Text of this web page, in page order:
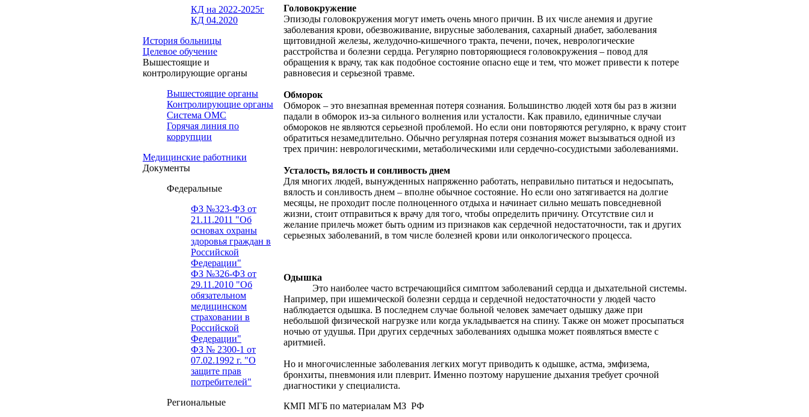
КД на 2022-2025г
КД 04.2020
История больницы
Целевое обучение
Вышестоящие и
контролирующие органы
Вышестоящие органы
Контролирующие органы
Система ОМС
Горячая линия по
коррупции
Медицинские работники
Документы
Федеральные
ФЗ №323-ФЗ от
21.11.2011 "Об
основах охраны
здоровья граждан в
Российской
Федерации"
ФЗ №326-ФЗ от
29.11.2010 "Об
обязательном
медицинском
страховании в
Российской
Федерации"
ФЗ № 2300-1 от
07.02.1992 г. "О
защите прав
потребителей"
Региональные
Головокружение
Эпизоды головокружения могут иметь очень много причин. В их числе анемия и другие
заболевания крови, обезвоживание, вирусные заболевания, сахарный диабет, заболевания
щитовидной железы, желудочно-кишечного тракта, печени, почек, неврологические
расстройства и болезни сердца. Регулярно повторяющиеся головокружения – повод для
обращения к врачу, так как подобное состояние опасно еще и тем, что может привести к потере
равновесия и серьезной травме.
Обморок
Обморок – это внезапная временная потеря сознания. Большинство людей хотя бы раз в жизни
падали в обморок из-за сильного волнения или усталости. Как правило, единичные случаи
обмороков не являются серьезной проблемой. Но если они повторяются регулярно, к врачу стоит
обратиться незамедлительно. Обычно регулярная потеря сознания может вызываться одной из
трех причин: неврологическими, метаболическими или сердечно-сосудистыми заболеваниями.
Усталость, вялость и сонливость днем
Для многих людей, вынужденных напряженно работать, неправильно питаться и недосыпать,
вялость и сонливость днем – вполне обычное состояние. Но если оно затягивается на долгие
месяцы, не проходит после полноценного отдыха и начинает сильно мешать повседневной
жизни, стоит отправиться к врачу для того, чтобы определить причину. Отсутствие сил и
желание прилечь может быть одним из признаков как сердечной недостаточности, так и других
серьезных заболеваний, в том числе болезней крови или онкологического процесса.
Одышка
Это наиболее часто встречающийся симптом заболеваний сердца и дыхательной системы.
Например, при ишемической болезни сердца и сердечной недостаточности у людей часто
наблюдается одышка. В последнем случае больной человек замечает одышку даже при
небольшой физической нагрузке или когда укладывается на спину. Также он может просыпаться
ночью от удушья. При других сердечных заболеваниях одышка может появляться вместе с
аритмией.
Но и многочисленные заболевания легких могут приводить к одышке, астма, эмфизема,
бронхиты, пневмония или плеврит. Именно поэтому нарушение дыхания требует срочной
диагностики у специалиста.
КМП МГБ по материалам МЗ РФ